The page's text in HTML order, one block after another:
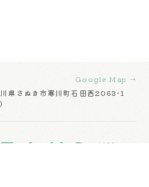
さぬき市寒川町石田西2063-1
Google Map →